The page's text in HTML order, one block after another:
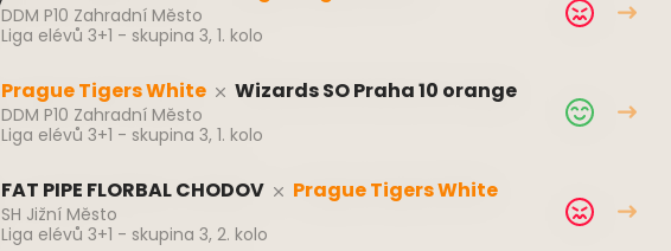
DDM P10 Zahradní Město
Liga elévů 3+1 - skupina 3, 1. kolo
Prague Tigers White Wizards SO Praha 10 orange
DDM P10 Zahradní Město
Liga elévů 3+1 - skupina 3, 1. kolo
FAT PIPE FLORBAL CHODOV Prague Tigers White
SH Jižní Město
Liga elévů 3+1 - skupina 3, 2. kolo